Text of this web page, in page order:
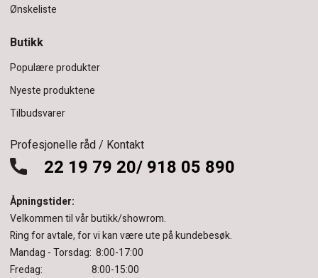
Ønskeliste
Butikk
Populære produkter
Nyeste produktene
Tilbudsvarer
Profesjonelle råd / Kontakt
22 19 79 20/ 918 05 890
Åpningstider:
Velkommen til vår butikk/showrom.
Ring for avtale, for vi kan være ute på kundebesøk.
Mandag - Torsdag: 8:00-17:00
Fredag: 8:00-15:00